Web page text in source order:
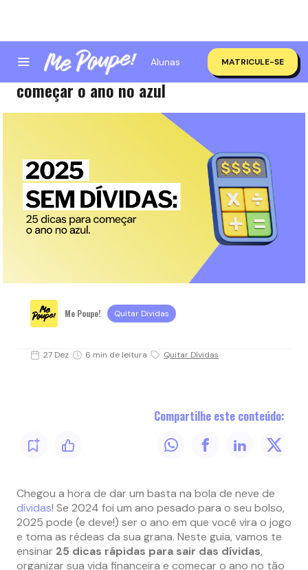
Alunas MATRICULE-SE
2025 sem dívidas: 25 dicas rápidas para
começar o ano no azul
Me Poupe! Quitar Dividas
27 Dez 6 min de leitura Quitar Dívidas
Compartilhe este conteúdo:
Chegou a hora de dar um basta na bola de neve de
dívidas! Se 2024 foi um ano pesado para o seu bolso,
2025 pode (e deve!) ser o ano em que você vira o jogo
e toma as rédeas da sua grana. Neste guia, vamos te
ensinar 25 dicas rápidas para sair das dívidas,
organizar sua vida financeira e começar o ano no tão